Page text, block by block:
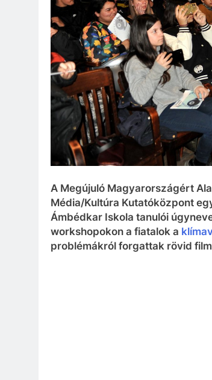
A Megújuló Magyarországért
Média/Kultúra Kutatóközpont
Ámbédkar Iskola tanulói
workshopokon a fiatalok a
problémákról forgattak rövid